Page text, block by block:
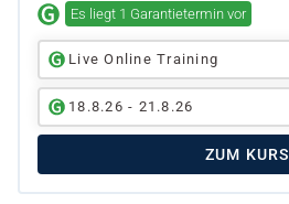
Es liegt 1 Garantietermin vor
Live Online Training
18.8.26 - 21.8.26
ZUM KURS